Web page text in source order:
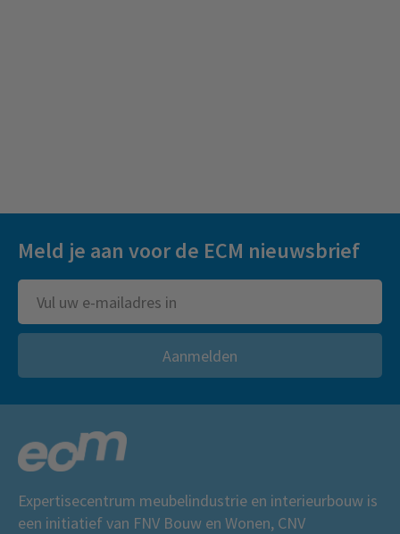
Meld je aan voor de ECM nieuwsbrief
Aanmelden
Expertisecentrum meubelindustrie en interieurbouw is
een initiatief van FNV Bouw en Wonen, CNV